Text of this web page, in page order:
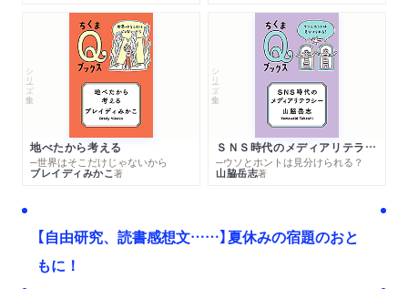
シリーズ・全集
地べたから考える
─世界はそこだけじゃないから
ブレイディみかこ著
シリーズ・全集
ＳＮＳ時代のメディアリテラシー
─ウソとホントは見分けられる？
山脇岳志著
【自由研究、読書感想文……】夏休みの宿題のおと
もに！